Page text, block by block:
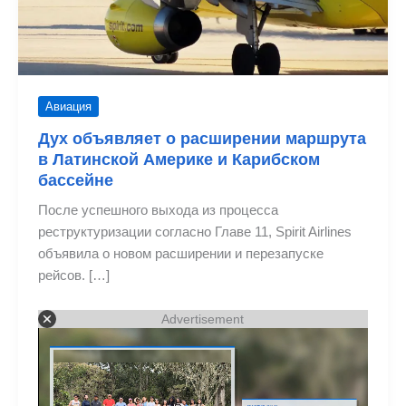
Авиация
Дух объявляет о расширении маршрута
в Латинской Америке и Карибском
бассейне
После успешного выхода из процесса
реструктуризации согласно Главе 11, Spirit Airlines
объявила о новом расширении и перезапуске
рейсов. […]
Advertisement